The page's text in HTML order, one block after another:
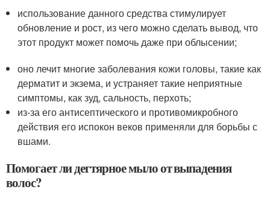
использование данного средства стимулирует
обновление и рост, из чего можно сделать вывод, что
этот продукт может помочь даже при облысении;
оно лечит многие заболевания кожи головы, такие как
дерматит и экзема, и устраняет такие неприятные
симптомы, как зуд, сальность, перхоть;
из-за его антисептического и противомикробного
действия его испокон веков применяли для борьбы с
вшами.
Помогает ли дегтярное мыло от выпадения
волос?